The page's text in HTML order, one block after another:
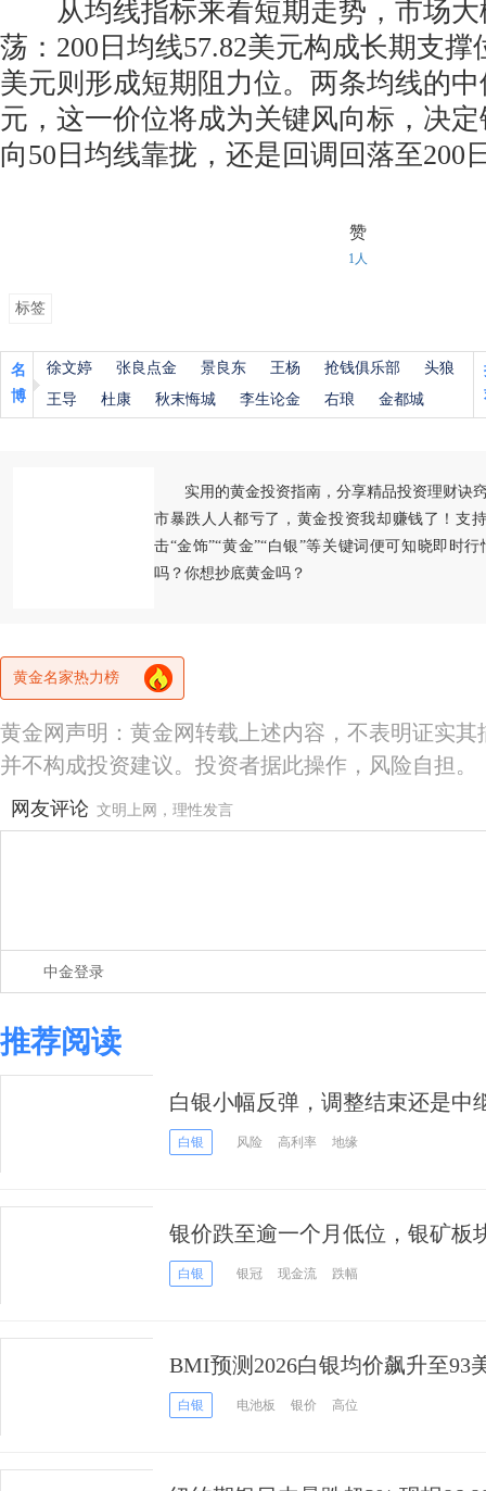
从均线指标来看短期走势，市场大
荡：200日均线57.82美元构成长期支撑
美元则形成短期阻力位。两条均线的中
元，这一价位将成为关键风向标，决
向50日均线靠拢，还是回调回落至200
赞
1人
标签
名
博
徐文婷 张良点金 景良东 王杨 抢钱俱乐部
头狼
王导
杜康 秋末悔城 李生论金 右琅 金都城
实用的黄金投资指南，分享精品投资理财诀
市暴跌人人都亏了，黄金投资我却赚钱了！支
击“金饰”“黄金”“白银”等关键词便可知晓即时
吗？你想抄底黄金吗？
黄金名家热力榜
黄金网声明：黄金网转载上述内容，不表明证实
并不构成投资建议。投资者据此操作，风险自担。
网友评论 文明上网，理性发言
中金登录
推荐阅读
白银小幅反弹，调整结束还是中
白银 风险 高利率 地缘
银价跌至逾一个月低位，银矿板
白银 银冠 现金流 跌幅
BMI预测2026白银均价飙升至93
抵消太阳能珠宝疲软
白银 电池板 银价 高位